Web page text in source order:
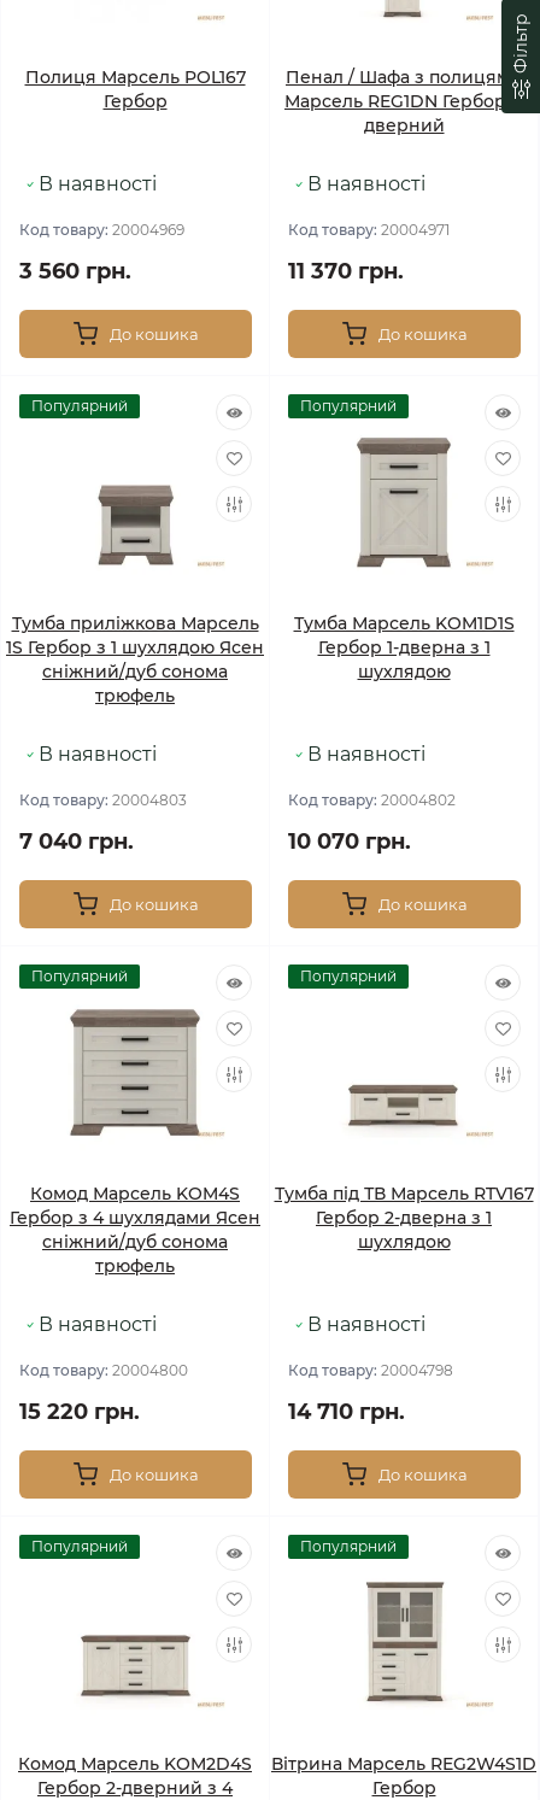
Фільтр
Полиця Марсель POL167
Гербор
В наявності
Код товару: 20004969
3 560 грн.
До кошика
Пенал / Шафа з полицями
Марсель REG1DN Гербор 1-
дверний
В наявності
Код товару: 20004971
11 370 грн.
До кошика
Популярний
Тумба приліжкова Марсель
1S Гербор з 1 шухлядою Ясен
сніжний/дуб сонома
трюфель
В наявності
Код товару: 20004803
7 040 грн.
До кошика
Популярний
Тумба Марсель KOM1D1S
Гербор 1-дверна з 1
шухлядою
В наявності
Код товару: 20004802
10 070 грн.
До кошика
Популярний
Комод Марсель KOM4S
Гербор з 4 шухлядами Ясен
сніжний/дуб сонома
трюфель
В наявності
Код товару: 20004800
15 220 грн.
До кошика
Популярний
Тумба під ТВ Марсель RTV167
Гербор 2-дверна з 1
шухлядою
В наявності
Код товару: 20004798
14 710 грн.
До кошика
Популярний
Комод Марсель KOM2D4S
Гербор 2-дверний з 4
Популярний
Вітрина Марсель REG2W4S1D
Гербор